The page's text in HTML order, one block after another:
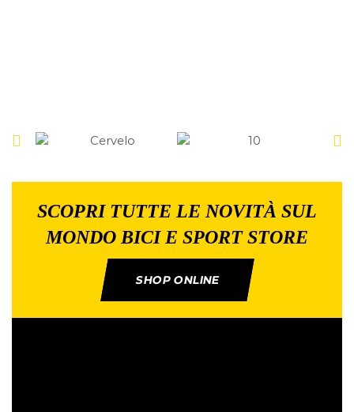
SCOPRI TUTTE LE NOVITÀ SUL
MONDO BICI E SPORT STORE
SHOP ONLINE